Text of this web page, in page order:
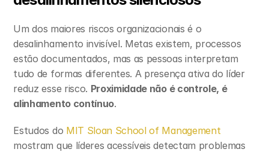
Um dos maiores riscos organizacionais é o
desalinhamento invisível. Metas existem, processos
estão documentados, mas as pessoas interpretam
tudo de formas diferentes. A presença ativa do líder
reduz esse risco. Proximidade não é controle, é
alinhamento contínuo.
Estudos do MIT Sloan School of Management
mostram que líderes acessíveis detectam problemas